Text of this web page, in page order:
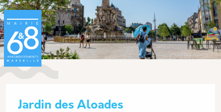
Aller au contenu principal
Jardin des Aloades
Panneau de gestion des cookies